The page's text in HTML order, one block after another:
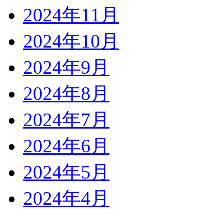
2024年11月
2024年10月
2024年9月
2024年8月
2024年7月
2024年6月
2024年5月
2024年4月